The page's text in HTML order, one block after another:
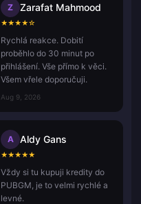
Z Zarafat Mahmood
★★★★☆
Rychlá reakce. Dobití
proběhlo do 30 minut po
přihlášení. Vše přímo k věci.
Všem vřele doporučuji.
Aug 9, 2026
A Aldy Gans
★★★★★
Vždy si tu kupuji kredity do
PUBGM, je to velmi rychlé a
levné.